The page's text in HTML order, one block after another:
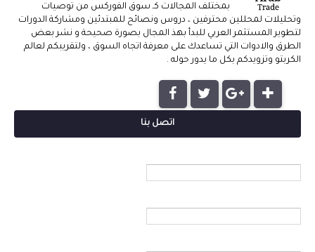
بمختلف المجالات كـ سوق الفوركس من توصيات
وتحليلات لمحللين محترفين ، دروس ونصائح للمبتدئين ومشاركة الدورات
لتطوير المستثمر العربي للبدأ بهذ المجال بصورة صحيحة و نشر بعض
الطرق والادوات التي تساعدك على معرفة اتجاه السوق ، ولتقريبكم لعالم
الكربتو وتزويدكم بكل ما يدور حوله .
اتصل بنا